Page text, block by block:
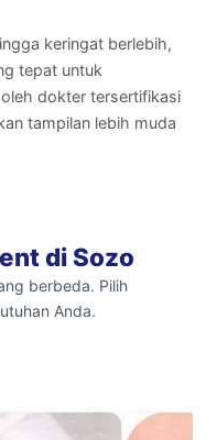
keringat berlebih,
tepat untuk
dokter tersertifikasi
tampilan lebih muda
di Sozo
berbeda. Pilih
Anda.